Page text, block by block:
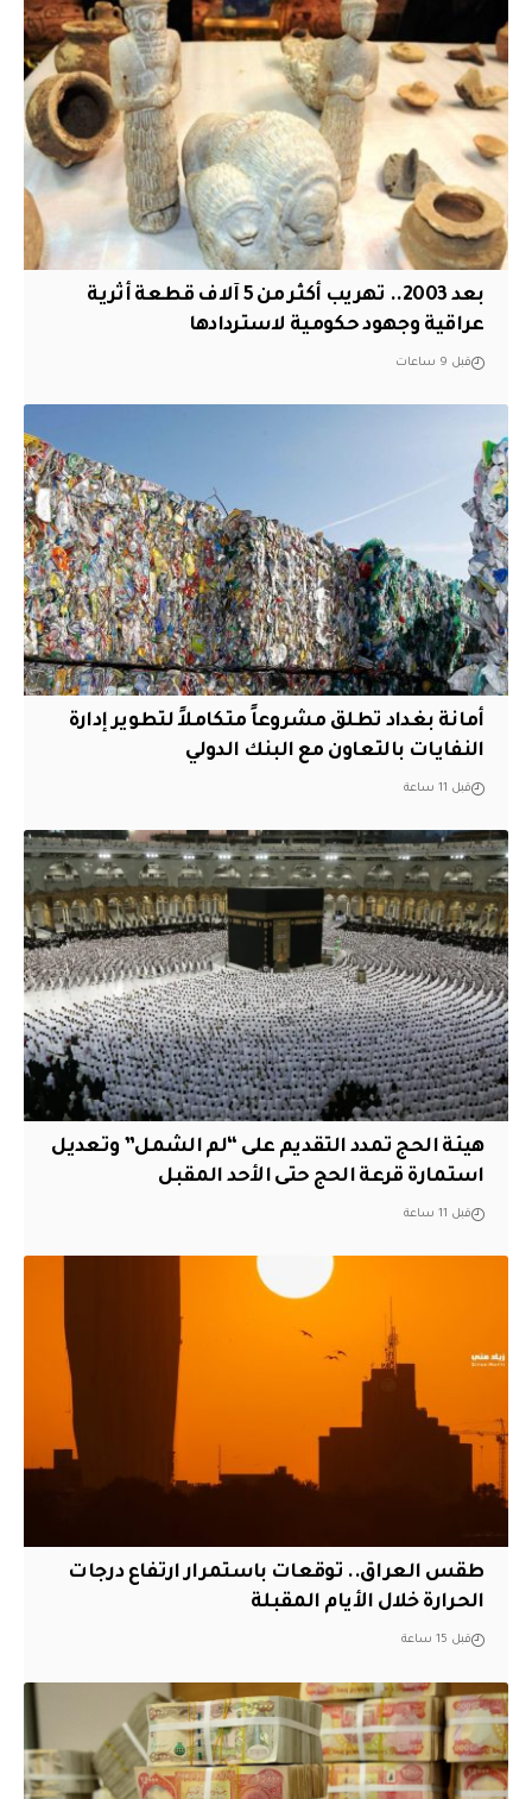
بعد 2003.. تهريب أكثر من 5 آلاف قطعة أثرية
عراقية وجهود حكومية لاستردادها
قبل 9 ساعات
أمانة بغداد تطلق مشروعاً متكاملاً لتطوير إدارة
النفايات بالتعاون مع البنك الدولي
قبل 11 ساعة
هيئة الحج تمدد التقديم على “لم الشمل” وتعديل
استمارة قرعة الحج حتى الأحد المقبل
قبل 11 ساعة
طقس العراق.. توقعات باستمرار ارتفاع درجات
الحرارة خلال الأيام المقبلة
قبل 15 ساعة